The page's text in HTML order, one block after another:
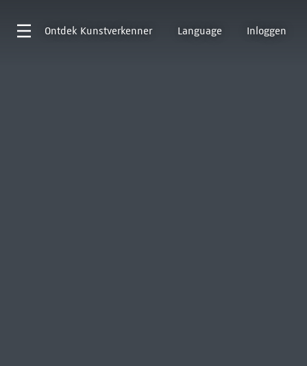
Ontdek Kunstverkenner Language Inloggen